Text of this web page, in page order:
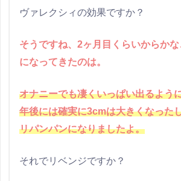
ヴァレクシィの効果ですか？
そうですね、2ヶ月目くらいからか
になってきたのは。
オナニーでも凄くいっぱい出るよう
年後には確実に3cmは大きくなった
リパンパンになりましたよ。
それでリベンジですか？